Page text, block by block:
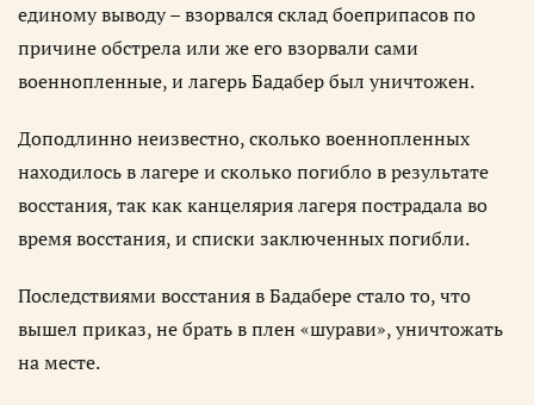
единому выводу – взорвался склад боеприпасов по
причине обстрела или же его взорвали сами
военнопленные, и лагерь Бадабер был уничтожен.
Доподлинно неизвестно, сколько военнопленных
находилось в лагере и сколько погибло в результате
восстания, так как канцелярия лагеря пострадала во
время восстания, и списки заключенных погибли.
Последствиями восстания в Бадабере стало то, что
вышел приказ, не брать в плен «шурави», уничтожать
на месте.